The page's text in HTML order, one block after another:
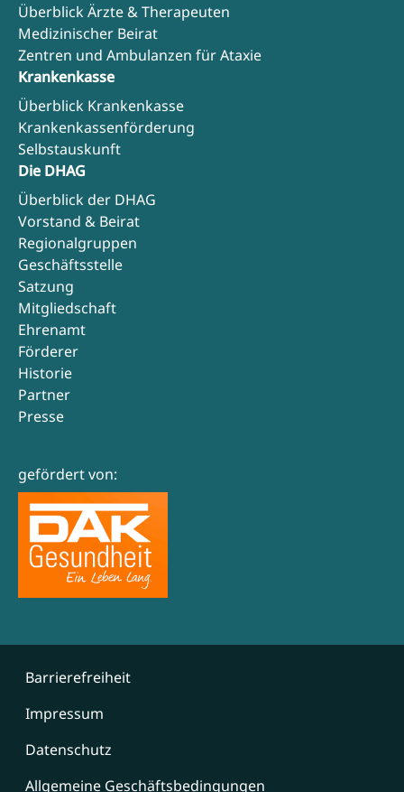
Überblick Ärzte & Therapeuten
Medizinischer Beirat
Zentren und Ambulanzen für Ataxie
Krankenkasse
Überblick Krankenkasse
Krankenkassenförderung
Selbstauskunft
Die DHAG
Überblick der DHAG
Vorstand & Beirat
Regionalgruppen
Geschäftsstelle
Satzung
Mitgliedschaft
Ehrenamt
Förderer
Historie
Partner
Presse
gefördert von:
Barrierefreiheit
Impressum
Datenschutz
Allgemeine Geschäftsbedingungen